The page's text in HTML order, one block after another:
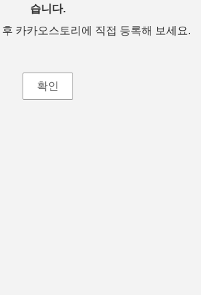
습니다.
카카오스토리에 직접 등록해 보세요.
확인